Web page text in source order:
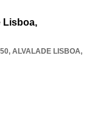
Lisboa,
, ALVALADE LISBOA,